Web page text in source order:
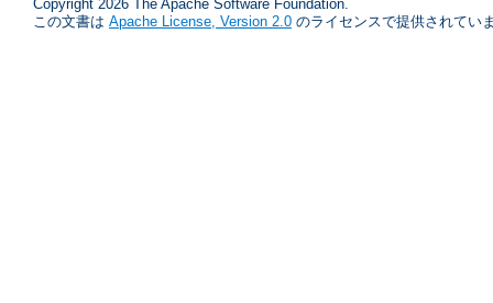
Copyright 2026 The Apache Software Foundation.
この文書は Apache License, Version 2.0 のライセンスで提供されてい